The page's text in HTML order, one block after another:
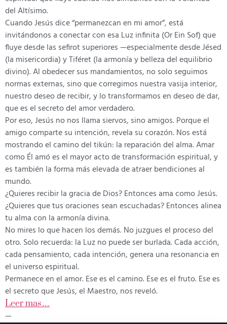
del Altísimo.
Cuando Jesús dice “permanezcan en mi amor”, está
invitándonos a conectar con esa Luz infinita (Or Ein Sof) que
fluye desde las sefirot superiores —especialmente desde Jésed
(la misericordia) y Tiféret (la armonía y belleza del equilibrio
divino). Al obedecer sus mandamientos, no solo seguimos
normas externas, sino que corregimos nuestra vasija interior,
nuestro deseo de recibir, y lo transformamos en deseo de dar,
que es el secreto del amor verdadero.
Por eso, Jesús no nos llama siervos, sino amigos. Porque el
amigo comparte su intención, revela su corazón. Nos está
mostrando el camino del tikún: la reparación del alma. Amar
como Él amó es el mayor acto de transformación espiritual, y
es también la forma más elevada de atraer bendiciones al
mundo.
¿Quieres recibir la gracia de Dios? Entonces ama como Jesús.
¿Quieres que tus oraciones sean escuchadas? Entonces alinea
tu alma con la armonía divina.
No mires lo que hacen los demás. No juzgues el proceso del
otro. Solo recuerda: la Luz no puede ser burlada. Cada acción,
cada pensamiento, cada intención, genera una resonancia en
el universo espiritual.
Permanece en el amor. Ese es el camino. Ese es el fruto. Ese es
el secreto que Jesús, el Maestro, nos reveló.
Leer mas…
—